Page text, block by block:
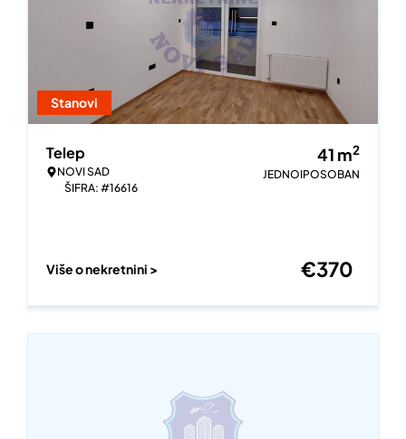
Stanovi
Telep
NOVI SAD
ŠIFRA: #16616
41 m2
JEDNOIPOSOBAN
Više o nekretnini > €370